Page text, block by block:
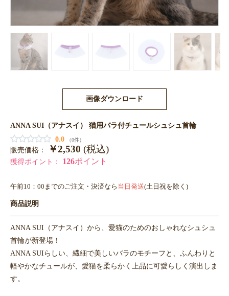
画像ダウンロード
ANNA SUI（アナスイ） 猫用バラ付チュールシュシュ首輪
0.0
（0件）
販売価格： ￥2,530 (税込)
獲得ポイント： 126ポイント
午前10：00までのご注文・決済なら 当日発送(土日祝を除く)
商品説明
ANNA SUI（アナスイ）から、愛猫のためのおしゃれなシュシュ
首輪が新登場！
ANNA SUIらしい、繊細で美しいバラのモチーフと、ふんわりと
軽やかなチュールが、愛猫を柔らかく上品に可愛らしく演出しま
す。